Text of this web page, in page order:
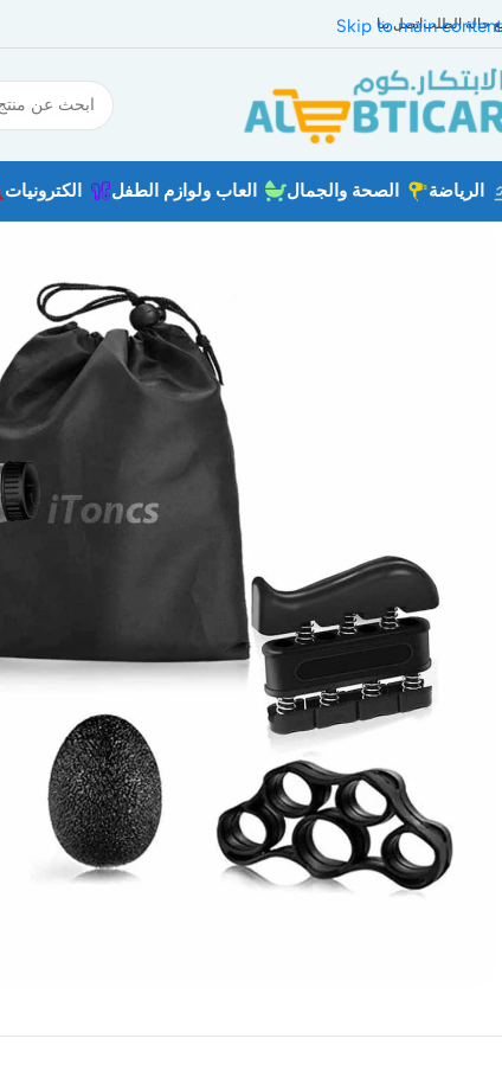
Skip to main content
حالة الطلباتصل بنا
الرياضة الصحة والجمال العاب ولوازم الطفل الكترونيات